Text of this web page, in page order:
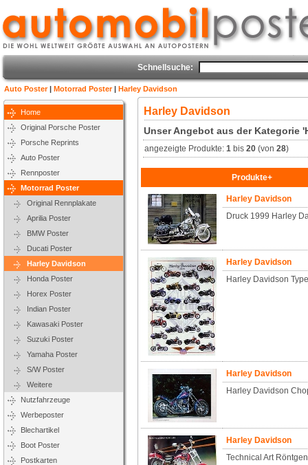
Schnellsuche:
Auto Poster| Motorrad Poster| Harley Davidson
Home
Original Porsche Poster
Porsche Reprints
Auto Poster
Rennposter
Motorrad Poster
Original Rennplakate
Aprilia Poster
BMW Poster
Ducati Poster
Harley Davidson
Honda Poster
Horex Poster
Indian Poster
Kawasaki Poster
Suzuki Poster
Yamaha Poster
S/W Poster
Weitere
Nutzfahrzeuge
Werbeposter
Blechartikel
Boot Poster
Postkarten
Harley Davidson
Unser Angebot aus der Kategorie
angezeigte Produkte:1 bis20 (von28)
Produkte+
Harley Davidson
Druck 1999 Harley
Harley Davidson
Harley Davidson
Harley Davidson
Harley Davidson
Harley Davidson
Technical Art